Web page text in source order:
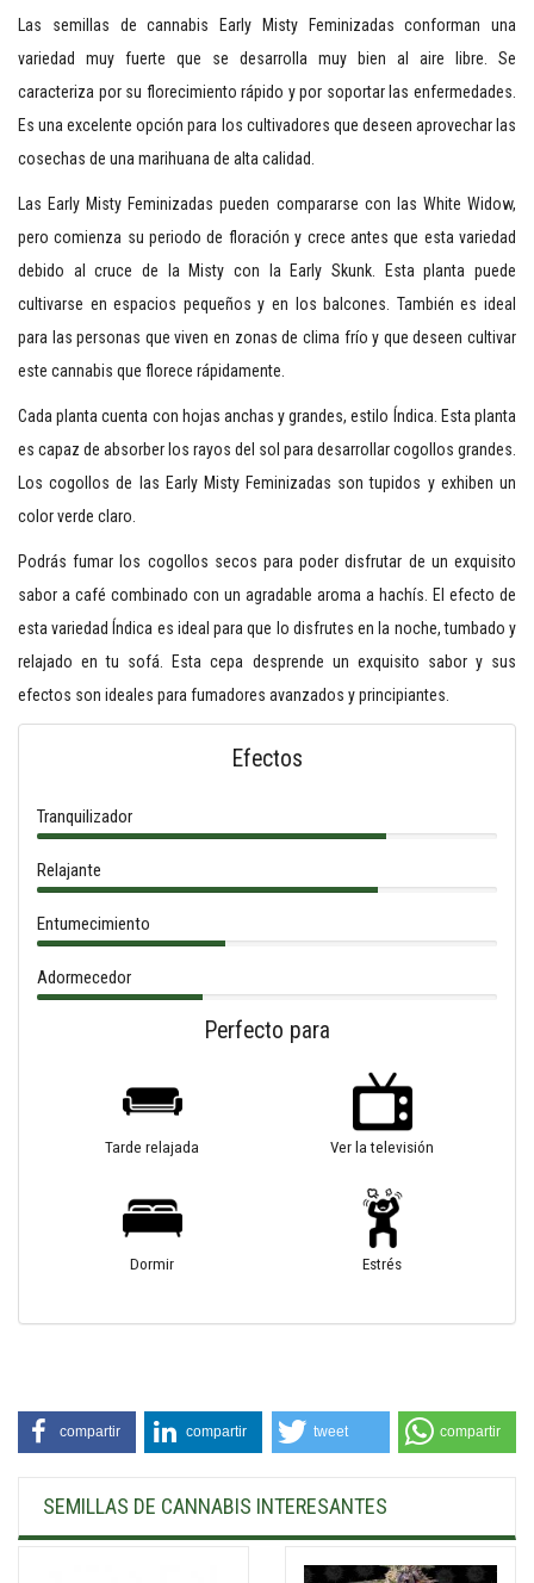
Las semillas de cannabis Early Misty Feminizadas conforman una
variedad muy fuerte que se desarrolla muy bien al aire libre. Se
caracteriza por su florecimiento rápido y por soportar las enfermedades.
Es una excelente opción para los cultivadores que deseen aprovechar las
cosechas de una marihuana de alta calidad.
Las Early Misty Feminizadas pueden compararse con las White Widow,
pero comienza su periodo de floración y crece antes que esta variedad
debido al cruce de la Misty con la Early Skunk. Esta planta puede
cultivarse en espacios pequeños y en los balcones. También es ideal
para las personas que viven en zonas de clima frío y que deseen cultivar
este cannabis que florece rápidamente.
Cada planta cuenta con hojas anchas y grandes, estilo Índica. Esta planta
es capaz de absorber los rayos del sol para desarrollar cogollos grandes.
Los cogollos de las Early Misty Feminizadas son tupidos y exhiben un
color verde claro.
Podrás fumar los cogollos secos para poder disfrutar de un exquisito
sabor a café combinado con un agradable aroma a hachís. El efecto de
esta variedad Índica es ideal para que lo disfrutes en la noche, tumbado y
relajado en tu sofá. Esta cepa desprende un exquisito sabor y sus
efectos son ideales para fumadores avanzados y principiantes.
Efectos
Tranquilizador
Relajante
Entumecimiento
Adormecedor
Perfecto para
Tarde relajada Ver la televisión
Dormir Estrés
compartir compartir tweet compartir
SEMILLAS DE CANNABIS INTERESANTES